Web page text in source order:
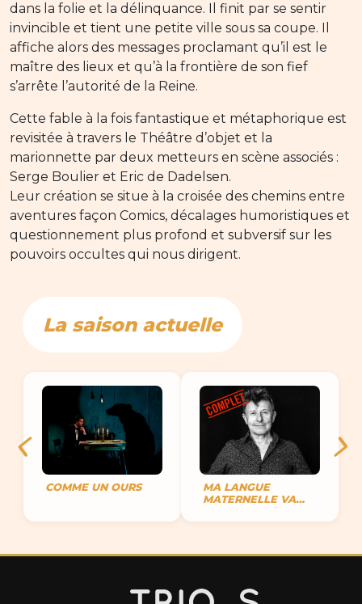
dans la folie et la délinquance. Il finit par se sentir
invincible et tient une petite ville sous sa coupe. Il
affiche alors des messages proclamant qu’il est le
maître des lieux et qu’à la frontière de son fief
s’arrête l’autorité de la Reine.
Cette fable à la fois fantastique et métaphorique est
revisitée à travers le Théâtre d’objet et la
marionnette par deux metteurs en scène associés :
Serge Boulier et Eric de Dadelsen.
Leur création se situe à la croisée des chemins entre
aventures façon Comics, décalages humoristiques et
questionnement plus profond et subversif sur les
pouvoirs occultes qui nous dirigent.
La saison actuelle
COMME UN OURS
MA LANGUE
MATERNELLE VA
MOURIR ET J’AI DU
MAL À VOUS